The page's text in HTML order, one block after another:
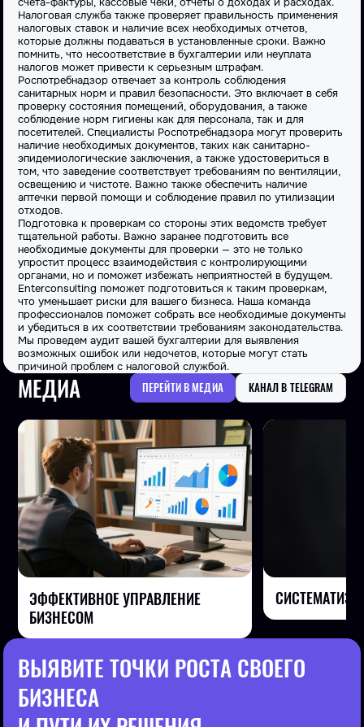
Налоговая служба также проверяет правильность применения
налоговых ставок и наличие всех необходимых отчетов,
которые должны подаваться в установленные сроки. Важно
помнить, что несоответствие в бухгалтерии или неуплата
налогов может привести к серьезным штрафам.
Роспотребнадзор отвечает за контроль соблюдения
санитарных норм и правил безопасности. Это включает в себя
проверку состояния помещений, оборудования, а также
соблюдение норм гигиены как для персонала, так и для
посетителей. Специалисты Роспотребнадзора могут проверить
наличие необходимых документов, таких как санитарно-
эпидемиологические заключения, а также удостовериться в
том, что заведение соответствует требованиям по вентиляции,
освещению и чистоте. Важно также обеспечить наличие
аптечки первой помощи и соблюдение правил по утилизации
отходов.
Подготовка к проверкам со стороны этих ведомств требует
тщательной работы. Важно заранее подготовить все
необходимые документы для проверки — это не только
упростит процесс взаимодействия с контролирующими
органами, но и поможет избежать неприятностей в будущем.
Enterconsulting поможет подготовиться к таким проверкам,
что уменьшает риски для вашего бизнеса. Наша команда
профессионалов поможет собрать все необходимые документы
и убедиться в их соответствии требованиям законодательства.
Мы проведем аудит вашей бухгалтерии для выявления
возможных ошибок или недочетов, которые могут стать
причиной проблем с налоговой службой.
МЕДИА ПЕРЕЙТИ В МЕДИА КАНАЛ В TELEGRAM
ЭФФЕКТИВНОЕ УПРАВЛЕНИЕ
БИЗНЕСОМ
ВЫЯВИТЕ ТОЧКИ РОСТА СВОЕГО
БИЗНЕСА